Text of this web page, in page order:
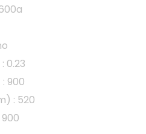
0.23
900
: 520